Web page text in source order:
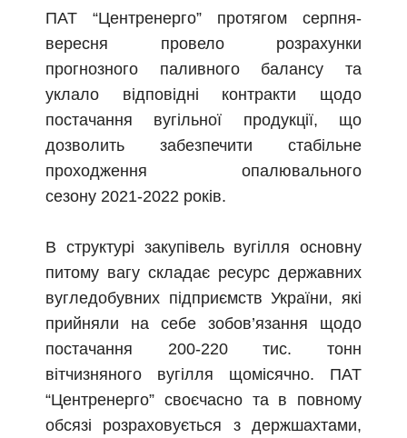
ПАТ “Центренерго” протягом серпня-
вересня провело розрахунки
прогнозного паливного балансу та
уклало відповідні контракти щодо
постачання вугільної продукції, що
дозволить забезпечити стабільне
проходження опалювального
сезону 2021-2022 років.
В структурі закупівель вугілля основну
питому вагу складає ресурс державних
вугледобувних підприємств України, які
прийняли на себе зобов’язання щодо
постачання 200-220тис. тонн
вітчизняного вугілля щомісячно. ПАТ
“Центренерго” своєчасно та в повному
обсязі розраховується з держшахтами,